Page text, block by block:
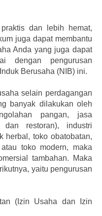
dan lebih hemat,
juga dapat membantu
Anda yang juga dapat
dengan pengurusan
Berusaha (NIB) ini.
selain perdagangan
banyak dilakukan oleh
pangan, jasa
dan restoran), industri
herbal, toko obatobatan,
toko modern, maka
tambahan. Maka
yaitu pengurusan
(Izin Usaha dan Izin